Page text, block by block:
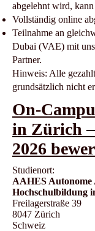
abgelehnt wird,
Vollständig online
Teilnahme an
Dubai (VAE) mit
Partner.
Hinweis: Alle
grundsätzlich nicht
On-
in Zürich
2026
Studienort:
AAHES Autonome
Hochschulbildung
Freilagerstraße 39
8047 Zürich
Schweiz